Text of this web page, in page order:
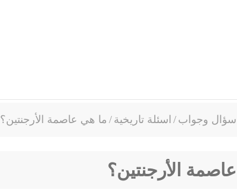
سؤال وجواب / اسئلة تاريخية / ما هي عاصمة الأرجنتين؟
الأرجنتين؟